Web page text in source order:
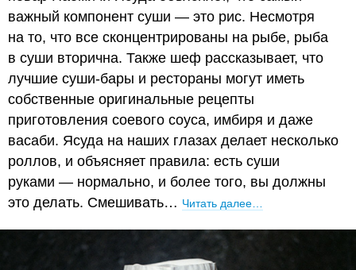
важный компонент суши — это рис. Несмотря
на то, что все сконцентрированы на рыбе, рыба
в суши вторична. Также шеф рассказывает, что
лучшие суши-бары и рестораны могут иметь
собственные оригинальные рецепты
приготовления соевого соуса, имбиря и даже
васаби. Ясуда на наших глазах делает несколько
роллов, и объясняет правила: есть суши
руками — нормально, и более того, вы должны
это делать. Смешивать… Читать далее…